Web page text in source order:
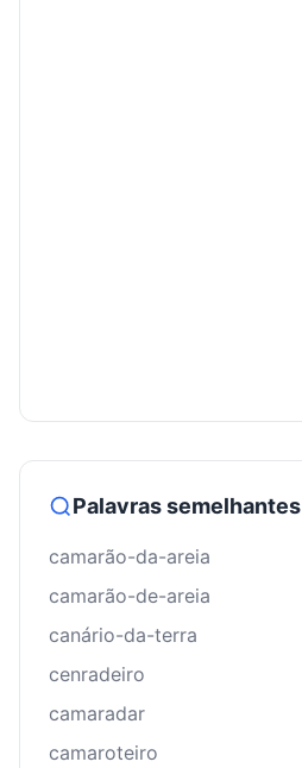
Palavras semelhantes
camarão-da-areia
camarão-de-areia
canário-da-terra
cenradeiro
camaradar
camaroteiro